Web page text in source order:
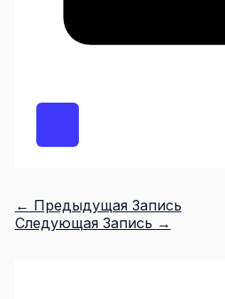
← Предыдущая Запись
Следующая Запись →